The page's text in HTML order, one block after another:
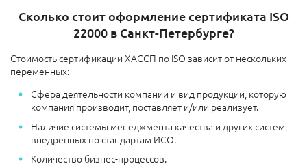
Сколько стоит оформление сертификата ISO
22000 в Санкт-Петербурге?
Стоимость сертификации ХАССП по ISO зависит от нескольких
переменных:
Сфера деятельности компании и вид продукции, которую
компания производит, поставляет и/или реализует.
Наличие системы менеджмента качества и других систем,
внедрённых по стандартам ИСО.
Количество бизнес-процессов.